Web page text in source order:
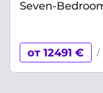
Seven-
от 12491 € /